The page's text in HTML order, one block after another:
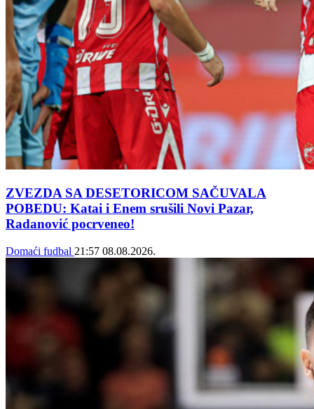
ZVEZDA SA DESETORICOM SAČUVALA
POBEDU: Katai i Enem srušili Novi Pazar,
Radanović pocrveneo!
Domaći fudbal 21:57 08.08.2026.